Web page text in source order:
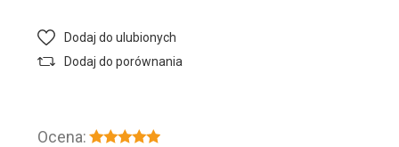
Dodaj do ulubionych
Dodaj do porównania
Ocena: